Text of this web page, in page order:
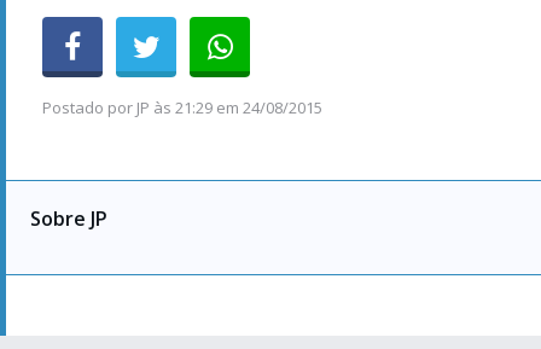
Postado por JP às 21:29 em 24/08/2015
Sobre JP